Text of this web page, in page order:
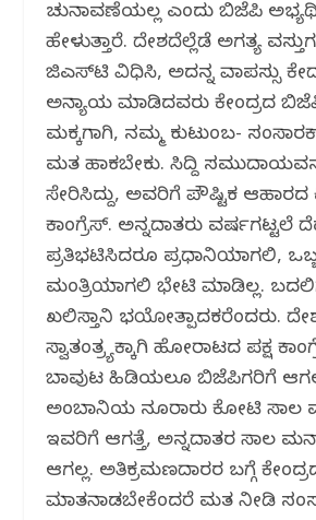
ಚುನಾವಣೆಯಲ್ಲ ಎಂದು ಬಿಜೆಪಿ
ಹೇಳುತ್ತಾರೆ. ದೇಶದೆಲ್ಲೆಡೆ ಅಗತ್ಯ
ಜಿಎಸ್‌ಟಿ ವಿಧಿಸಿ, ಅದನ್ನ ವಾಪಸ್ಸು
ಅನ್ಯಾಯ ಮಾಡಿದವರು ಕೇಂದ್ರದ
ಮಕ್ಕಳಿಗಾಗಿ, ನಮ್ಮ ಕುಟುಂಬ-
ಮತ ಹಾಕಬೇಕು. ಸಿದ್ದಿ
ಸೇರಿಸಿದ್ದು, ಅವರಿಗೆ ಪೌಷ್ಟಿಕ ಆಹಾರದ
ಕಾಂಗ್ರೆಸ್. ಅನ್ನದಾತರು ವರ್ಷಗಟ್ಟಲೆ
ಪ್ರತಿಭಟಿಸಿದರೂ ಪ್ರಧಾನಿಯಾಗಲಿ,
ಮಂತ್ರಿಯಾಗಲಿ ಭೇಟಿ ಮಾಡಿಲ್ಲ.
ಖಲಿಸ್ತಾನಿ ಭಯೋತ್ಪಾದಕರೆಂದರು.
ಸ್ವಾತಂತ್ರ್ಯಕ್ಕಾಗಿ ಹೋರಾಟದ ಪಕ್ಷ
ಬಾವುಟ ಹಿಡಿಯಲೂ ಬಿಜೆಪಿಗರಿಗೆ
ಅಂಬಾನಿಯ ನೂರಾರು ಕೋಟಿ ಸಾಲ
ಇವರಿಗೆ ಆಗತ್ತೆ, ಅನ್ನದಾತರ ಸಾಲ
ಆಗಲ್ಲ. ಅತಿಕ್ರಮಣದಾರರ ಬಗ್ಗೆ
ಮಾತನಾಡಬೇಕೆಂದರೆ ಮತ ನೀಡಿ